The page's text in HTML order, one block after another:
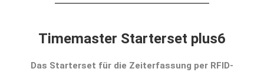
Timemaster Starterset plus6
Das Starterset für die Zeiterfassung per RFID-